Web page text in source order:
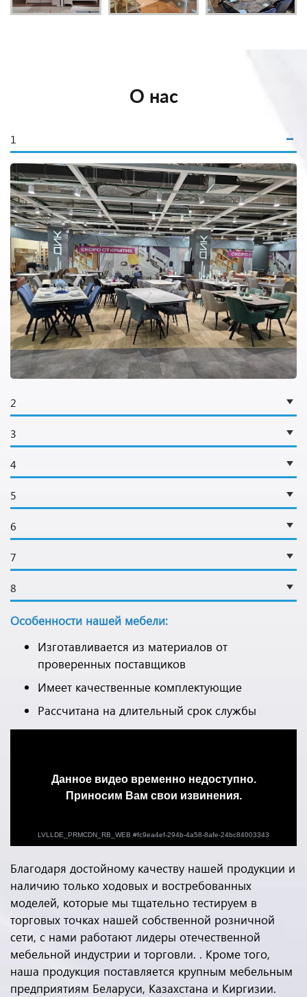
О нас
1
2
3
4
5
6
7
8
Особенности нашей мебели:
Изготавливается из материалов от
проверенных поставщиков
Имеет качественные комплектующие
Рассчитана на длительный срок службы
Благодаря достойному качеству нашей продукции и
наличию только ходовых и востребованных
моделей, которые мы тщательно тестируем в
торговых точках нашей собственной розничной
сети, с нами работают лидеры отечественной
мебельной индустрии и торговли. . Кроме того,
наша продукция поставляется крупным мебельным
предприятиям Беларуси, Казахстана и Киргизии.